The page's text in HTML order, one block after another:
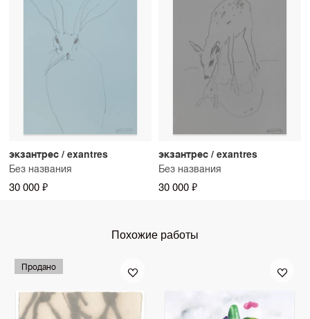
экзантрес / exantres
Без названия
30 000 ₽
экзантрес / exantres
Без названия
30 000 ₽
Похожие работы
Продано